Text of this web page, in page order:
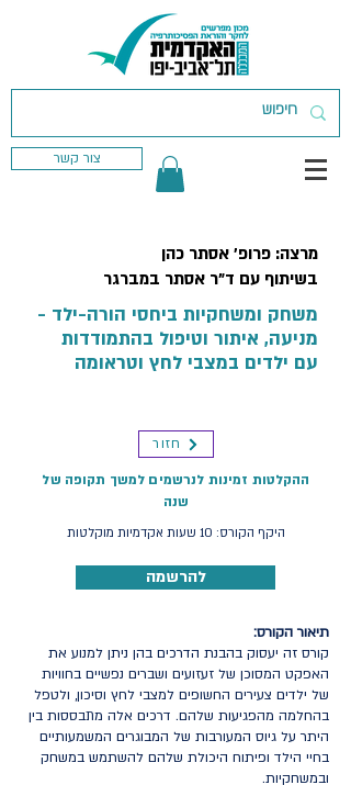
צור קשר
מרצה: פרופ' אסתר כהן
בשיתוף עם ד"ר אסתר במברגר
משחק ומשחקיות ביחסי הורה-ילד -
מניעה, איתור וטיפול בהתמודדות
עם ילדים במצבי לחץ וטראומה
חזור
ההקלטות זמינות לנרשמים למשך תקופה של
שנה
היקף הקורס: 10 שעות אקדמיות מוקלטות
להרשמה
תיאור הקורס:
קורס זה יעסוק בהבנת הדרכים בהן ניתן למנוע את
האפקט המסוכן של זעזועים ושברים נפשיים בחוויות
של ילדים צעירים החשופים למצבי לחץ וסיכון, ולטפל
בהחלמה מהפגיעות שלהם. דרכים אלה מתבססות בין
היתר על גיוס המעורבות של המבוגרים המשמעותיים
בחיי הילד ופיתוח היכולת שלהם להשתמש במשחק
ובמשחקיות.